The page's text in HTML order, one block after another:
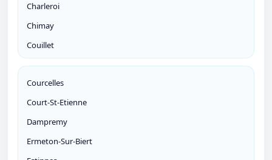
Charleroi
Chimay
Couillet
Courcelles
Court-St-Etienne
Dampremy
Ermeton-Sur-Biert